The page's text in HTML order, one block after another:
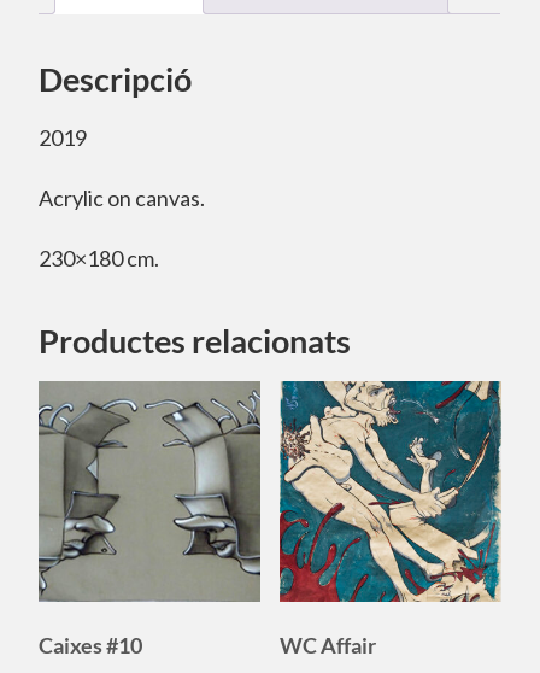
Descripció
2019
Acrylic on canvas.
230×180 cm.
Productes relacionats
Caixes #10 WC Affair